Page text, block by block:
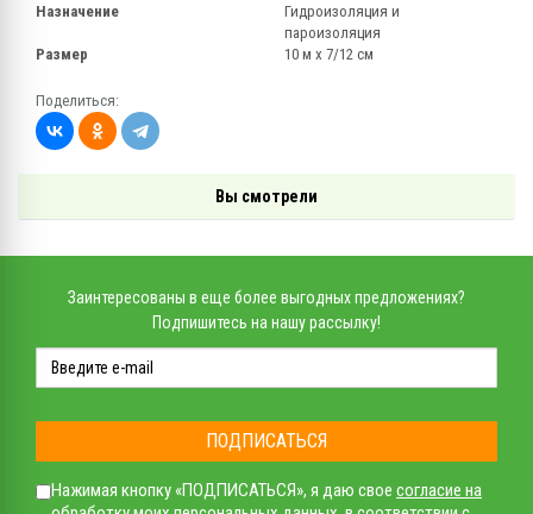
Назначение
Гидроизоляция и
пароизоляция
Размер
10 м х 7/12 см
Поделиться:
Вы смотрели
Заинтересованы в еще более выгодных предложениях?
Подпишитесь на нашу рассылку!
ПОДПИСАТЬСЯ
Нажимая кнопку «ПОДПИСАТЬСЯ», я даю свое согласие на